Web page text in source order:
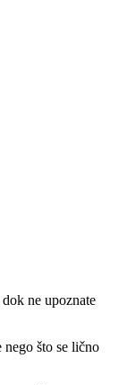
ne upoznate
što se lično